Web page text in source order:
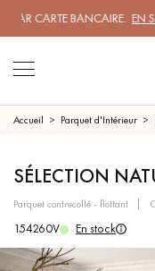
BANCAIRE.EN
LES
PARQUET MASSIF
Accueil Parquet d'Intérieur
SÉLECTION
parquet contrecollé - flottant
154260V En stock